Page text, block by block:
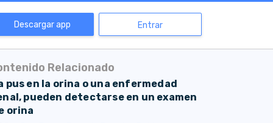
Descargar app Entrar
Relacionado
pus en la orina o una enfermedad
pueden detectarse en un examen
orina